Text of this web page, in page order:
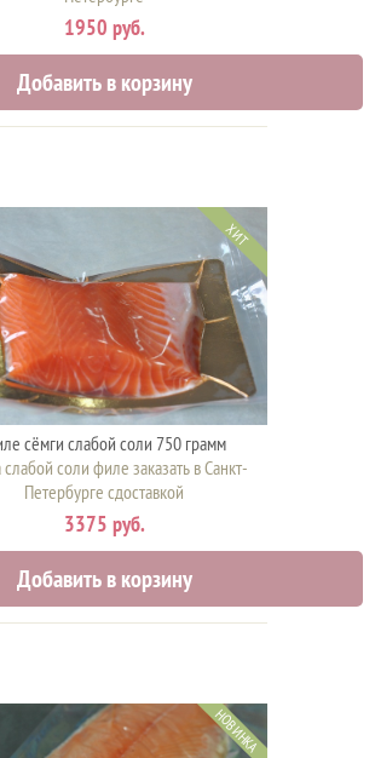
1950 руб.
Добавить в корзину
ХИТ
сёмги слабой соли 750 грамм
соли филе заказать в Санкт-
Петербурге сдоставкой
3375 руб.
Добавить в корзину
НОВИНКА